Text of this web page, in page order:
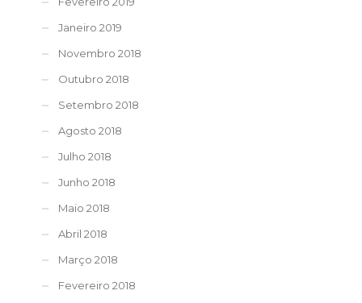
Janeiro 2019
Novembro 2018
Outubro 2018
Setembro 2018
Agosto 2018
Julho 2018
Junho 2018
Maio 2018
Abril 2018
Março 2018
Fevereiro 2018